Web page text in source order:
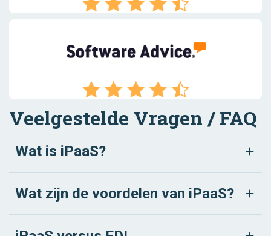
Veelgestelde Vragen / FAQ
Wat is iPaaS?
Wat zijn de voordelen van iPaaS?